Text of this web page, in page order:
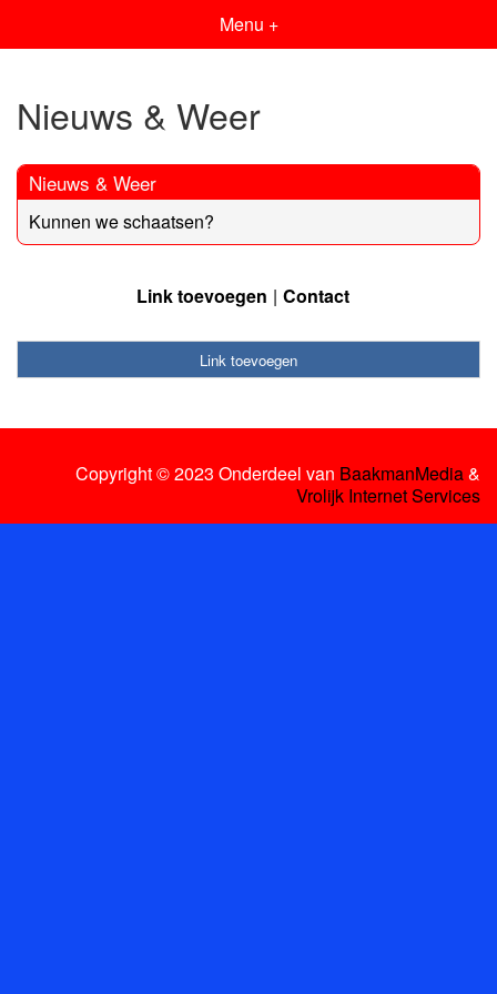
Menu +
Nieuws & Weer
Nieuws & Weer
Kunnen we schaatsen?
Link toevoegen Contact
Link toevoegen
Copyright © 2023 Onderdeel van BaakmanMedia&
Vrolijk Internet Services